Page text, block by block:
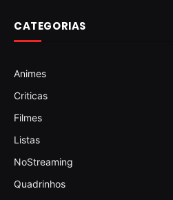
CATEGORIAS
Animes
Criticas
Filmes
Listas
NoStreaming
Quadrinhos